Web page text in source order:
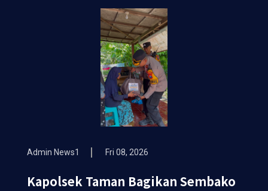
Admin News1 Fri 08, 2026
Kapolsek Taman Bagikan Sembako